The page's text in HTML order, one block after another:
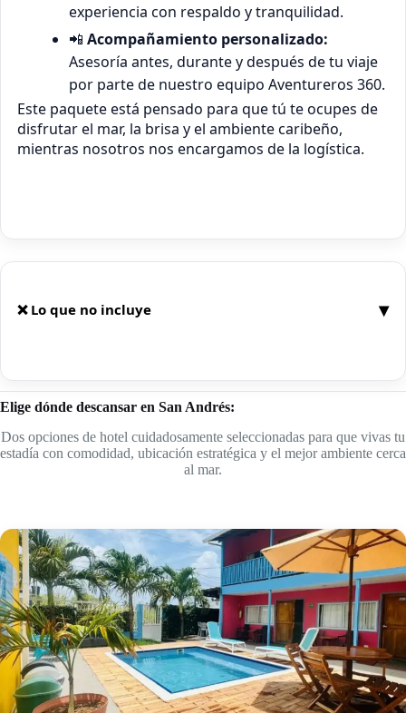
experiencia con respaldo y tranquilidad.
📲Acompañamiento personalizado:
Asesoría antes, durante y después de tu viaje
por parte de nuestro equipo Aventureros 360.
Este paquete está pensado para que tú te ocupes de
disfrutar el mar, la brisa y el ambiente caribeño,
mientras nosotros nos encargamos de la logística.
❌ Lo que no incluye ▾
una experiencia completa y bien organizada, hay
algunos servicios que no están contemplados y es
importante tenerlos en cuenta:
Vuelos internacionales:
tu origen, fechas y disponibilidad. Si lo deseas,
te asesoramos para conseguir la mejor
alternativa.
🍽️Alimentación no especificada en las
inclusiones: Almuerzos y cenas durante tu
estadía.
💼
Gastos personales:Compras, souvenirs,
consumos adicionales en el hotel o durante
Elige dónde descansar en San Andrés:
Dos opciones de hotel cuidadosamente seleccionadas para que vivas tu
estadía con comodidad, ubicación estratégica y el mejor ambiente cerca
al mar.